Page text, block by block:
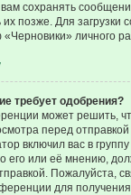
сохранять
их позже. Для загрузки
личного
требует одобрения?
может решить,
перед
включил вас в
его или её мнению,
Пожалуйста,
для